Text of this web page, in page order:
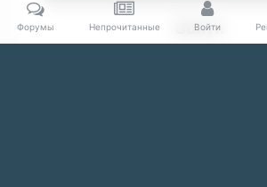
Войти
Уже есть аккаунт? Войти в
Форумы Непрочитанные Войти